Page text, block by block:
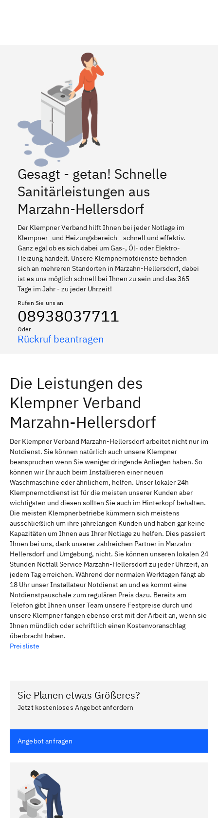
Gesagt - getan! Schnelle
Sanitärleistungen aus
Marzahn-Hellersdorf
Der Klempner Verband hilft Ihnen bei jeder Notlage im
Klempner- und Heizungsbereich - schnell und effektiv.
Ganz egal ob es sich dabei um Gas-, Öl- oder Elektro-
Heizung handelt. Unsere Klempnernotdienste befinden
sich an mehreren Standorten in Marzahn-Hellersdorf, dabei
ist es uns möglich schnell bei Ihnen zu sein und das 365
Tage im Jahr - zu jeder Uhrzeit!
Rufen Sie uns an
08938037711
Oder
Rückruf beantragen
Die Leistungen des
Klempner Verband
Marzahn-Hellersdorf
Der Klempner Verband Marzahn-Hellersdorf arbeitet nicht nur im
Notdienst. Sie können natürlich auch unsere Klempner
beanspruchen wenn Sie weniger dringende Anliegen haben. So
können wir Ihr auch beim Installieren einer neuen
Waschmaschine oder ähnlichem, helfen. Unser lokaler 24h
Klempnernotdienst ist für die meisten unserer Kunden aber
wichtigsten und diesen sollten Sie auch im Hinterkopf behalten.
Die meisten Klempnerbetriebe kümmern sich meistens
ausschließlich um ihre jahrelangen Kunden und haben gar keine
Kapazitäten um Ihnen aus Ihrer Notlage zu helfen. Dies passiert
Ihnen bei uns, dank unserer zahlreichen Partner in Marzahn-
Hellersdorf und Umgebung, nicht. Sie können unseren lokalen 24
Stunden Notfall Service Marzahn-Hellersdorf zu jeder Uhrzeit, an
jedem Tag erreichen. Während der normalen Werktagen fängt ab
18 Uhr unser Installateur Notdienst an und es kommt eine
Notdienstpauschale zum regulären Preis dazu. Bereits am
Telefon gibt Ihnen unser Team unsere Festpreise durch und
unsere Klempner fangen ebenso erst mit der Arbeit an, wenn sie
Ihnen mündlich oder schriftlich einen Kostenvoranschlag
überbracht haben.
Preisliste
Sie Planen etwas Größeres?
Jetzt kostenloses Angebot anfordern
Angebot anfragen